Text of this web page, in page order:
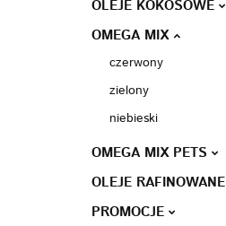
OLEJE KOKOSOWE
OMEGA MIX
czerwony
zielony
niebieski
OMEGA MIX PETS
OLEJE RAFINOWANE
PROMOCJE